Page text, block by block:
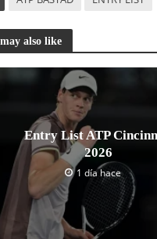
also like
Entry List ATP
2026
1 día hace